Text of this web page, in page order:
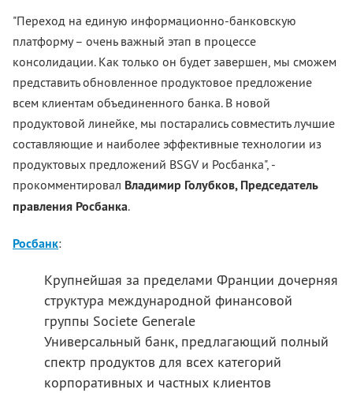
"Переход на единую информационно-банковскую
платформу – очень важный этап в процессе
консолидации. Как только он будет завершен, мы сможем
представить обновленное продуктовое предложение
всем клиентам объединенного банка. В новой
продуктовой линейке, мы постарались совместить лучшие
составляющие и наиболее эффективные технологии из
продуктовых предложений BSGV и Росбанка", -
прокомментировал Владимир Голубков, Председатель
правления Росбанка.
Росбанк:
Крупнейшая за пределами Франции дочерняя
структура международной финансовой
группы Societe Generale
Универсальный банк, предлагающий полный
спектр продуктов для всех категорий
корпоративных и частных клиентов